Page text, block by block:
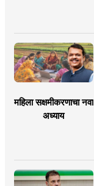
महिला सक्षमीकरणाचा नवा
अध्याय